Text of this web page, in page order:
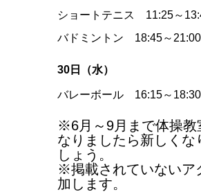
ショートテニス 11:25～
バドミントン 18:45～
30日（水）
バレーボール 16:15～
※6月～9月まで体操教
なりましたら新しく
しょう。
※掲載されていないア
加します。